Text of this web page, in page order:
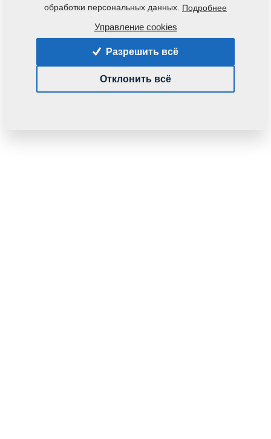
Данная деталь также применяется и для
следующего оборудования:
0,3040 Кг
обработки персональных данных. Подробнее
Управление cookies
Разрешить всё
Отклонить всё